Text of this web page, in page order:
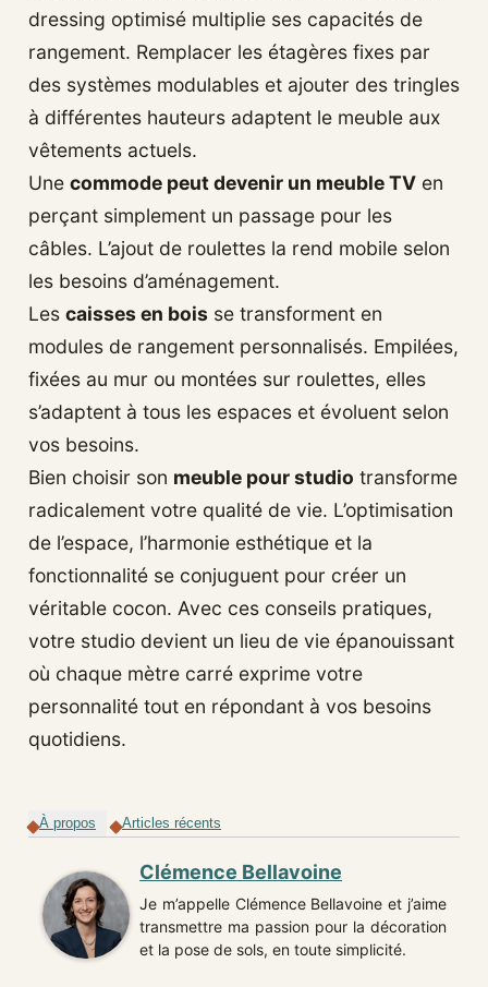
dressing optimisé multiplie ses capacités de
rangement. Remplacer les étagères fixes par
des systèmes modulables et ajouter des tringles
à différentes hauteurs adaptent le meuble aux
vêtements actuels.
Une commode peut devenir un meuble TV en
perçant simplement un passage pour les
câbles. L’ajout de roulettes la rend mobile selon
les besoins d’aménagement.
Les caisses en bois se transforment en
modules de rangement personnalisés. Empilées,
fixées au mur ou montées sur roulettes, elles
s’adaptent à tous les espaces et évoluent selon
vos besoins.
Bien choisir son meuble pour studio transforme
radicalement votre qualité de vie. L’optimisation
de l’espace, l’harmonie esthétique et la
fonctionnalité se conjuguent pour créer un
véritable cocon. Avec ces conseils pratiques,
votre studio devient un lieu de vie épanouissant
où chaque mètre carré exprime votre
personnalité tout en répondant à vos besoins
quotidiens.
À propos Articles récents
Clémence Bellavoine
Je m’appelle Clémence Bellavoine et j’aime
transmettre ma passion pour la décoration
et la pose de sols, en toute simplicité.